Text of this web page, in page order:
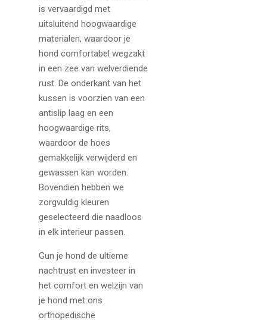
is vervaardigd met
uitsluitend hoogwaardige
materialen, waardoor je
hond comfortabel wegzakt
in een zee van welverdiende
rust. De onderkant van het
kussen is voorzien van een
antislip laag en een
hoogwaardige rits,
waardoor de hoes
gemakkelijk verwijderd en
gewassen kan worden.
Bovendien hebben we
zorgvuldig kleuren
geselecteerd die naadloos
in elk interieur passen.
Gun je hond de ultieme
nachtrust en investeer in
het comfort en welzijn van
je hond met ons
orthopedische